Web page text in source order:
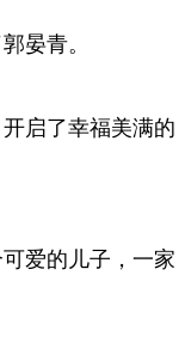
晏青。
启了幸福美满的
爱的儿子，一家